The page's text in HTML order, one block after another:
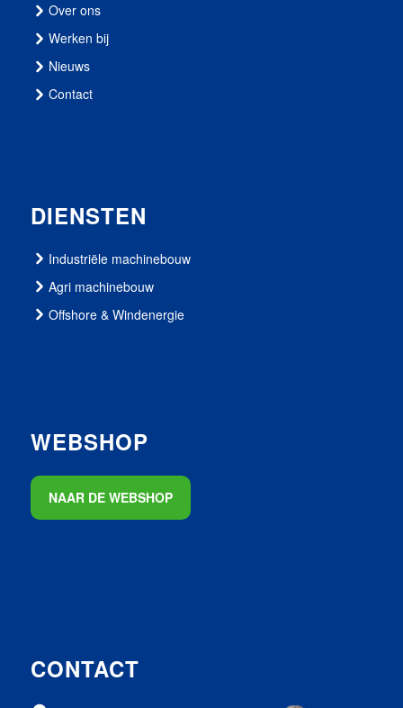
Over ons
Werken bij
Nieuws
Contact
DIENSTEN
Industriële machinebouw
Agri machinebouw
Offshore & Windenergie
WEBSHOP
NAAR DE WEBSHOP
CONTACT